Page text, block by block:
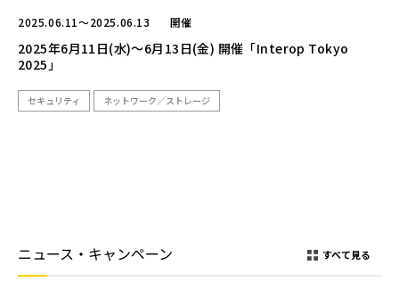
2025.06.11～2025.06.13 開催
2025年6月11日(水)～6月13日(金) 開催「Interop Tokyo
2025」
セキュリティ ネットワーク／ストレージ
ニュース・キャンペーン すべて見る